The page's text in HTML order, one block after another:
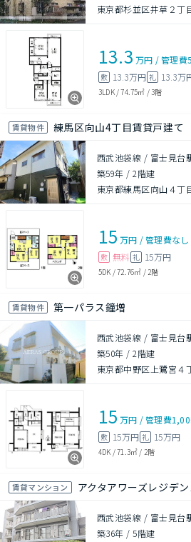
東京都杉並区井草２丁
13.3 万円 /管理費
敷 13.3万円 礼 13.3万
3LDK/74.75㎡ /3階
賃貸物件 練馬区向山4丁目賃貸戸建て
西武池袋線 / 富士見台
築59年 /2階建
東京都練馬区向山４丁
15 万円 /管理費なし
敷 無料 礼 15万円
5DK /72.76㎡ / 2階
賃貸物件 第一パラス鐘増
西武池袋線 / 富士見台
築50年 /2階建
東京都中野区上鷺宮４
15 万円 /管理費
敷 15万円 礼 15万円
4DK /71.3㎡ / 2階
賃貸マンション アクタアワーズレジデ
西武池袋線 / 富士見台
築36年 /5階建